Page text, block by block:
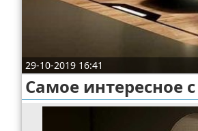
29-10-2019 16:41
Самое интересное